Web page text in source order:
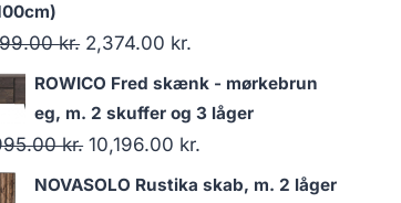
kr. 2,374.00 kr.
ROWICO Fred skænk - mørkebrun
eg, m. 2 skuffer og 3 låger
kr. 10,196.00 kr.
NOVASOLO Rustika skab, m. 2 låger